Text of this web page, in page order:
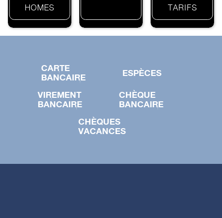
HOMES
TARIFS
CARTE
BANCAIRE
ESPÈCES
VIREMENT
BANCAIRE
CHÈQUE
BANCAIRE
CHÈQUES
VACANCES